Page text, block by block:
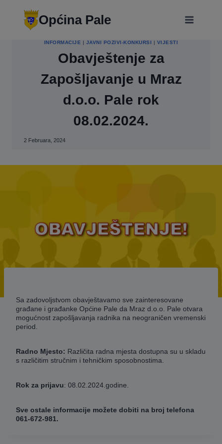
Općina Pale
INFORMACIJE | JAVNI POZIVI-KONKURSI | VIJESTI
Obavještenje za
Zapošljavanje u Mraz
d.o.o. Pale rok
08.02.2024.
2 Februara, 2024
Sa zadovoljstvom obavještavamo sve zainteresovane
građane i građanke Općine Pale da Mraz d.o.o. Pale otvara
mogućnost zapošljavanja radnika na neograničen vremenski
period.
Radno Mjesto: Različita radna mjesta dostupna su u skladu
s različitim stručnim i tehničkim sposobnostima.
Rok za prijavu: 08.02.2024.godine.
Sve ostale informacije možete dobiti na broj telefona
061-672-981.